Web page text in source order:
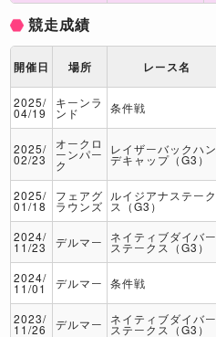
競走成績
開催日 場所 レース名
2025/
04/19
キーンラ
ンド 条件戦
2025/
02/23
オークロ
ーンパー
ク
レイザーバックハン
デキャップ（G3）
2025/
01/18
フェアグ
ラウンズ
ルイジアナステーク
ス（G3）
2024/
11/23 デルマー ネイティブダイバー
ステークス（G3）
2024/
11/01 デルマー 条件戦
2023/
11/26 デルマー ネイティブダイバー
ステークス（G3）